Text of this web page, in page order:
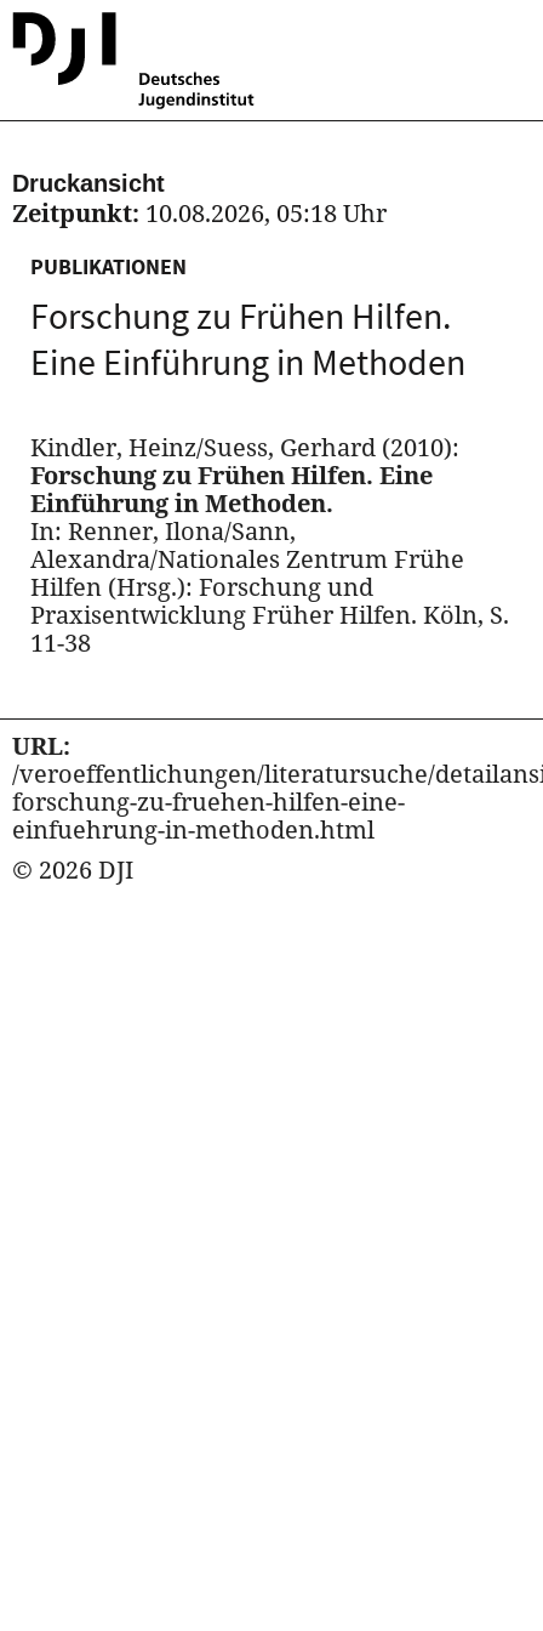
Druckansicht
Zeitpunkt: 10.08.2026, 05:18 Uhr
PUBLIKATIONEN
Forschung zu Frühen Hilfen.
Eine Einführung in Methoden
Kindler, Heinz/Suess, Gerhard (2010):
Forschung zu Frühen Hilfen. Eine
Einführung in Methoden.
In: Renner, Ilona/Sann,
Alexandra/Nationales Zentrum Frühe
Hilfen (Hrsg.): Forschung und
Praxisentwicklung Früher Hilfen. Köln, S.
11-38
URL:
/veroeffentlichungen/literatursuche/
forschung-zu-fruehen-hilfen-eine-
einfuehrung-in-methoden.html
© 2026 DJI